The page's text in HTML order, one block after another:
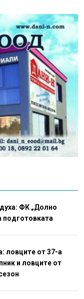
духа: ФК „Долно
подготовката
ловците от 37-а
и ловците от